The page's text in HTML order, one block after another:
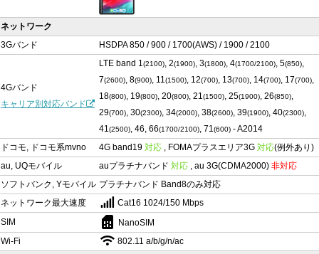
ネットワーク
3Gバンド
HSDPA 850 / 900 / 1700(AWS) / 1900 / 2100
4Gバンド
キャリア別対応バンド
LTE band 1(2100), 2(1900), 3(1800), 4(1700/2100), 5(850),
7(2600), 8(900), 11(1500), 12(700), 13(700), 14(700), 17(700),
18(800), 19(800), 20(800), 21(1500), 25(1900), 26(850),
29(700), 30(2300), 34(2000), 38(2600), 39(1900), 40(2300),
41(2500), 46, 66(1700/2100), 71(600) - A2014
ドコモ, ドコモ系mvno
4G band19 対応 , FOMAプラスエリア3G 対応(例外あり)
au, UQモバイル
auプラチナバンド 対応 , au 3G(CDMA2000) 非対応
ソフトバンク, Yモバイル プラチナバンド Band8のみ対応
ネットワーク最大速度
Cat16 1024/150 Mbps
SIM
sim_card NanoSIM
Wi-Fi
802.11 a/b/g/n/ac